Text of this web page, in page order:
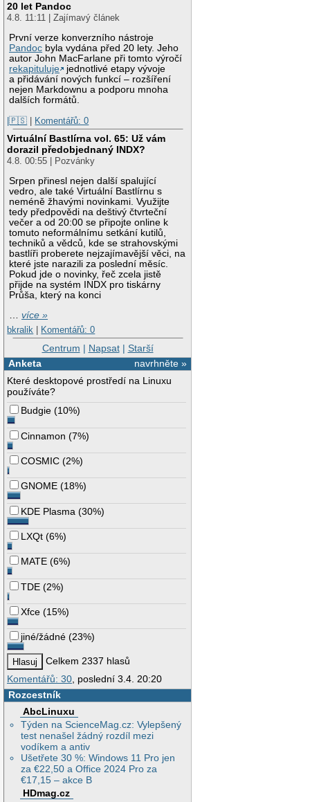
20 let Pandoc
4.8. 11:11 | Zajímavý článek
První verze konverzního nástroje
Pandoc byla vydána před 20 lety. Jeho
autor John MacFarlane při tomto výročí
rekapituluje
jednotlivé etapy vývoje
a přidávání nových funkcí – rozšíření
nejen Markdownu a podporu mnoha
dalších formátů.
|🇵🇸 | Komentářů: 0
Virtuální Bastlírna vol. 65: Už vám
dorazil předobjednaný INDX?
4.8. 00:55 | Pozvánky
Srpen přinesl nejen další spalující
vedro, ale také Virtuální Bastlírnu s
neméně žhavými novinkami. Využijte
tedy předpovědi na deštivý čtvrteční
večer a od 20:00 se připojte online k
tomuto neformálnímu setkání kutilů,
techniků a vědců, kde se strahovskými
bastlíři proberete nejzajímavější věci, na
které jste narazili za poslední měsíc.
Pokud jde o novinky, řeč zcela jistě
přijde na systém INDX pro tiskárny
Průša, který na konci
…více »
bkralik
Komentářů: 0
Centrum | Napsat| Starší
navrhněte »
Anketa
Které desktopové prostředí na Linuxu
používáte?
Budgie (10%)
Cinnamon (7%)
COSMIC (2%)
GNOME (18%)
KDE Plasma (30%)
LXQt (6%)
MATE (6%)
TDE (2%)
Xfce (15%)
jiné/žádné (23%)
Celkem 2337 hlasů
Komentářů: 30 , poslední 3.4. 20:20
Rozcestník
AbcLinuxu
Týden na ScienceMag.cz: Vylepšený
test nenašel žádný rozdíl mezi
vodíkem a antiv
Ušetřete 30 %: Windows 11 Pro jen
za €22,50 a Office 2024 Pro za
€17,15 – akce B
HDmag.cz